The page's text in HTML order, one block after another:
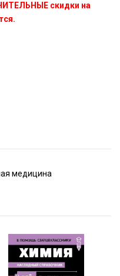
скидки на
медицина